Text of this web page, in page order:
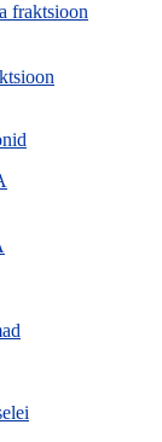
fraktsioon